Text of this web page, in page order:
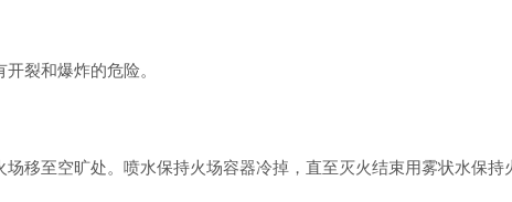
裂和爆炸的危险。
至空旷处。喷水保持火场容器冷掉，直至灭火结束用雾状水保持